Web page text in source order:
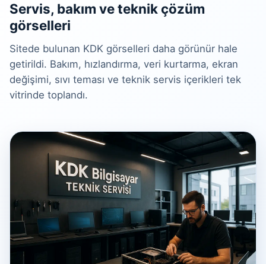
Servis, bakım ve teknik çözüm
görselleri
Sitede bulunan KDK görselleri daha görünür hale
getirildi. Bakım, hızlandırma, veri kurtarma, ekran
değişimi, sıvı teması ve teknik servis içerikleri tek
vitrinde toplandı.